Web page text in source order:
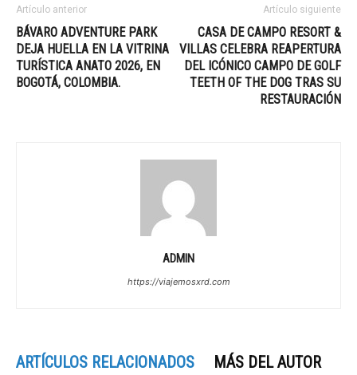
Artículo anterior
BÁVARO ADVENTURE PARK
DEJA HUELLA EN LA VITRINA
TURÍSTICA ANATO 2026, EN
BOGOTÁ, COLOMBIA.
Artículo siguiente
CASA DE CAMPO RESORT &
VILLAS CELEBRA REAPERTURA
DEL ICÓNICO CAMPO DE GOLF
TEETH OF THE DOG TRAS SU
RESTAURACIÓN
ADMIN
https://viajemosxrd.com
ARTÍCULOS RELACIONADOS MÁS DEL AUTOR